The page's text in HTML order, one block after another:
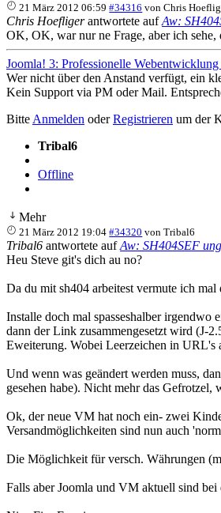
21 März 2012 06:59 #34316 vonChris
Chris Hoefligerantwortete aufAw:
OK, OK, war nur ne Frage, aber ich
Joomla! 3: Professionelle
Wer nicht über den Anstand verfügt, ein
Kein Support via PM oder Mail.
Bitte Anmelden oderRegistrieren um der
Tribal6
Offline
Mehr
21 März 2012 19:04 #34320 vonTribal6
Tribal6 antwortete aufAw: SH404SEF
Heu Steve git's dich au no?
Da du mit sh404 arbeitest vermute ich
Installe doch mal spasseshalber
dann der Link zusammengesetzt wird (J-
Eweiterung. Wobei Leerzeichen in URL's
Und wenn was geändert werden muss,
gesehen habe). Nicht mehr das
Ok, der neue VM hat noch ein- zwei
Versandmöglichkeiten sind nun auch
Die Möglichkeit für versch. Währungen
Falls aber Joomla und VM aktuell sind bei